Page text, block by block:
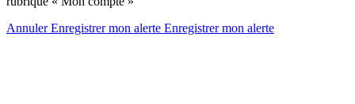
AnnulerEnregistrer mon alerte Enregistrermon alerte